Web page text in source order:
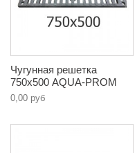
Чугунная решетка
750х500 AQUA-PROM
0,00 руб